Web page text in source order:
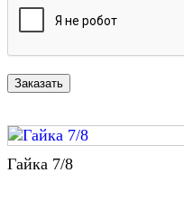
Гайка 7/8